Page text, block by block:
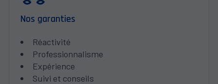
Nos garanties
Réactivité
Professionnalisme
Expérience
Suivi et conseils